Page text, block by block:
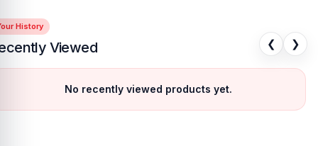
History
Viewed ❮ ❯
No recently viewed products yet.